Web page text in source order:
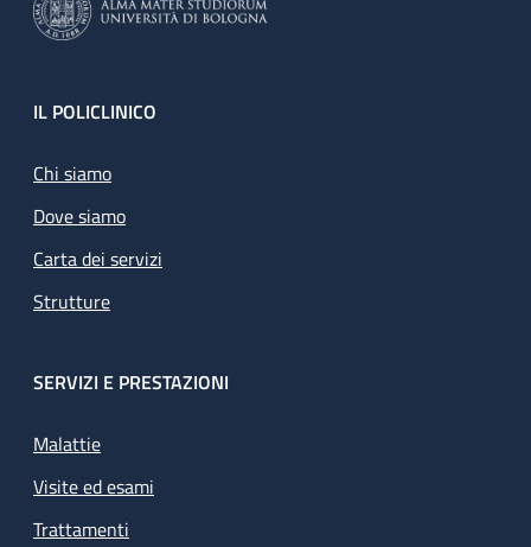
Footer
IL POLICLINICO
Chi siamo
Dove siamo
Carta dei servizi
Strutture
SERVIZI E PRESTAZIONI
Malattie
Visite ed esami
Trattamenti